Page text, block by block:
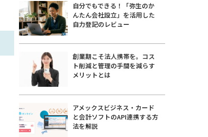
自分でもできる！「弥生のか
んたん会社設立」を活用した
自力登記のレビュー
創業期こそ法人携帯を。コス
ト削減と管理の手間を減らす
メリットとは
アメックスビジネス・カード
と会計ソフトのAPI連携する方
法を解説